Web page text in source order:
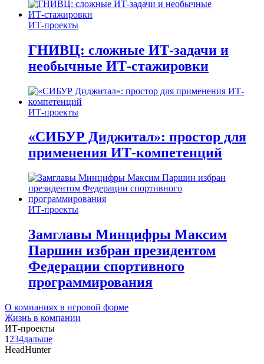
ИТ-проекты
ГНИВЦ: сложные ИТ‑задачи и
необычные ИТ‑стажировки
ИТ-проекты
«СИБУР Диджитал»: простор для
применения ИТ-компетенций
ИТ-проекты
Замглавы Минцифры Максим
Паршин избран президентом
Федерации спортивного
программирования
О компаниях в игровой форме
Жизнь в компании
ИТ-проекты
1 234дальше
HeadHunter